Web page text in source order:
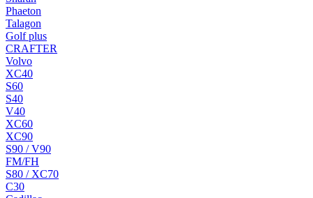
Phaeton
Talagon
Golf plus
CRAFTER
Volvo
XC40
S60
S40
V40
XC60
XC90
S90 / V90
FM/FH
S80 / XC70
C30